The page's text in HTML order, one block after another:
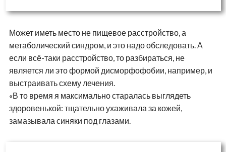
Может иметь место не пищевое расстройство, а
метаболический синдром, и это надо обследовать. А
если всё-таки расстройство, то разбираться, не
является ли это формой дисморфофобии, например, и
выстраивать схему лечения.
«В то время я максимально старалась выглядеть
здоровенькой: тщательно ухаживала за кожей,
замазывала синяки под глазами.